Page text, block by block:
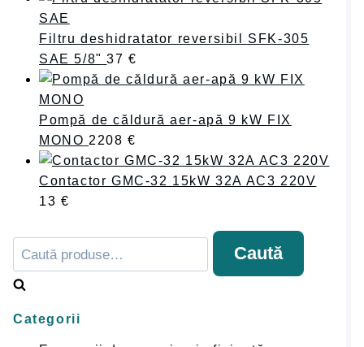
Filtru deshidratator reversibil SFK-305
SAE 5/8" 37€
Pompă de căldură aer-apă 9 kW FIX
MONO 2208€
Contactor GMC-32 15kW 32A AC3 220V
13 €
Caută
după:
Caută
Categorii